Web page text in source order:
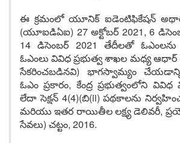
ఈ క్రమంలో యూనిక్ ఐడెంటిఫికేషన్
(యూఐడిఏఐ) 27 అక్టోబర్ 2021, 6
14 డిసెంబర్ 2021 తేదీలతో
ఓఎంలు వివిధ ప్రభుత్వ శాఖల మధ్య ఆధార్
సేకరించబడినవి) భాగస్వామ్యం
ఓఎం ప్రకారం, కేంద్ర ప్రభుత్వంలోని
లేదా సెక్షన్ 4(4)(బి(ii) పథకాలను
మరియు ఇతర రాయితీల లక్ష్య డెలివరీ,
సేవలు) చట్టం, 2016.